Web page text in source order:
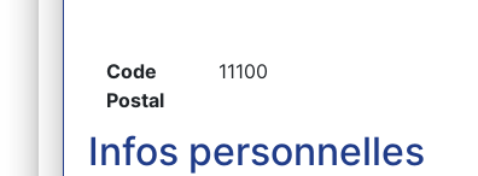
Code
Postal
11100
Infos personnelles